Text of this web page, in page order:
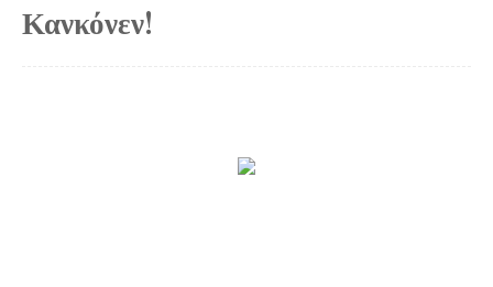
Κανκόνεν!